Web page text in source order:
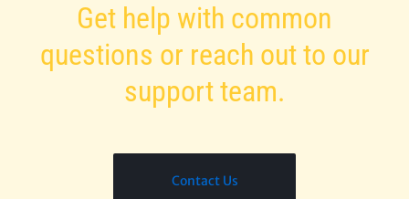
Get help with common
questions or reach out to our
support team.
Contact Us